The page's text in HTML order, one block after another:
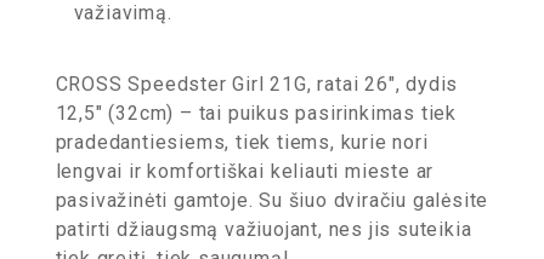
važiavimą.
CROSS Speedster Girl 21G, ratai 26″, dydis
12,5″ (32cm) – tai puikus pasirinkimas tiek
pradedantiesiems, tiek tiems, kurie nori
lengvai ir komfortiškai keliauti mieste ar
pasivažinėti gamtoje. Su šiuo dviračiu galėsite
patirti džiaugsmą važiuojant, nes jis suteikia